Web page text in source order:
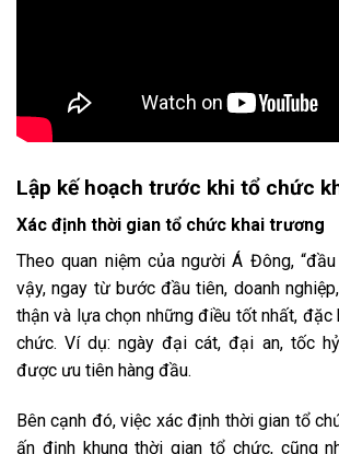
Lập kế hoạch trước khi tổ chức
Xác định thời gian tổ chức khai trương
Theo quan niệm của người Á Đông,
vậy, ngay từ bước đầu tiên, doanh
thận và lựa chọn những điều tốt nhất,
chức. Ví dụ: ngày đại cát, đại an, tốc
được ưu tiên hàng đầu.
Bên cạnh đó, việc xác định thời gian tổ
ấn định khung thời gian tổ chức, cũng